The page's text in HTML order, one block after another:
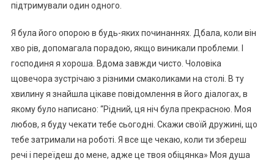
підтримували один одного.
Я була його опорою в будь-яких починаннях. Дбала, коли він
хво рів, допомагала порадою, якщо виникали проблеми. І
господиня я хороша. Вдома завжди чисто. Чоловіка
щовечора зустрічаю з різними смаколиками на столі. В ту
хвилину я знайшла цікаве повідомлення в його діалогах, в
якому було написано: “Рідний, ця ніч була прекрасною. Моя
любов, я буду чекати тебе сьогодні. Скажи своїй дружині, що
тебе затримали на роботі. Я все ще чекаю, коли ти збереш
речі і переїдеш до мене, адже це твоя обіцянка» Моя душа